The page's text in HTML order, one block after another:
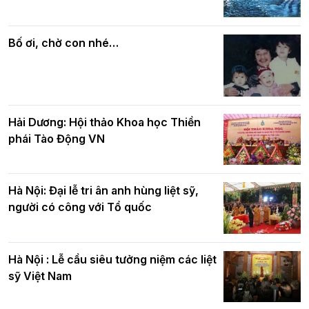
nhân mùa Phật đản PL.2570
Phật giáo chính tín Phần 7: Luật nhân
quả
Bố ơi, chờ con nhé…
Hải Dương: Hội thảo Khoa học Thiền
phái Tào Động VN
Hà Nội: Đại lễ tri ân anh hùng liệt sỹ,
người có công với Tổ quốc
Hà Nội : Lễ cầu siêu tưởng niệm các liệt
sỹ Việt Nam